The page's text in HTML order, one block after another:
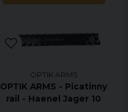
OPTIK ARMS
OPTIK ARMS - Picatinny
rail - Haenel Jager 10